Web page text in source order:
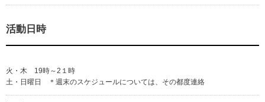
活動日時
火・木 19時～2１時
土・日曜日 ＊週末のスケジュールについては、その都度連絡